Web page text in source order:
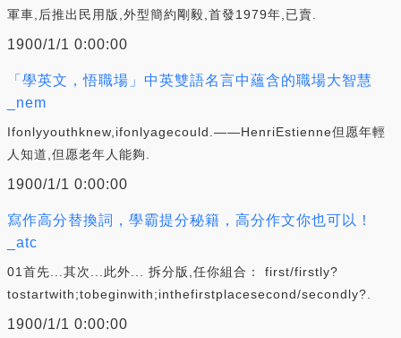
軍車,后推出民用版,外型簡約剛毅,首發1979年,已賣.
1900/1/1 0:00:00
「學英文，悟職場」中英雙語名言中蘊含的職場大智慧
_nem
Ifonlyyouthknew,ifonlyagecould.——HenriEstienne但愿年輕
人知道,但愿老年人能夠.
1900/1/1 0:00:00
寫作高分替換詞，學霸提分秘籍，高分作文你也可以！
_atc
01首先...其次...此外... 拆分版,任你組合： first/firstly?
tostartwith;tobeginwith;inthefirstplacesecond/secondly?.
1900/1/1 0:00:00